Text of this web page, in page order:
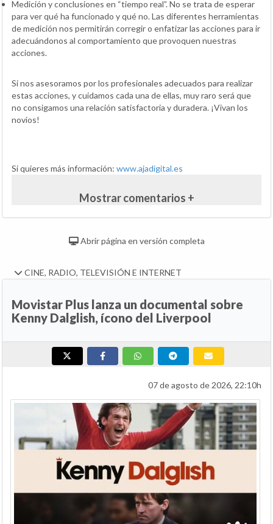
Medición y conclusiones en “tiempo real”. No se trata de esperar
para ver qué ha funcionado y qué no. Las diferentes herramientas
de medición nos permitirán corregir o enfatizar las acciones para ir
adecuándonos al comportamiento que provoquen nuestras
acciones.
Si nos asesoramos por los profesionales adecuados para realizar
estas acciones, y cuidamos cada una de ellas, muy raro será que
no consigamos una relación satisfactoria y duradera. ¡Vivan los
novios!
Si quieres más información: www.ajadigital.es
Mostrar comentarios +
Abrir página en versión completa
CINE, RADIO, TELEVISIÓN E INTERNET
Movistar Plus lanza un documental sobre
Kenny Dalglish, ícono del Liverpool
07 de agosto de 2026, 22:10h